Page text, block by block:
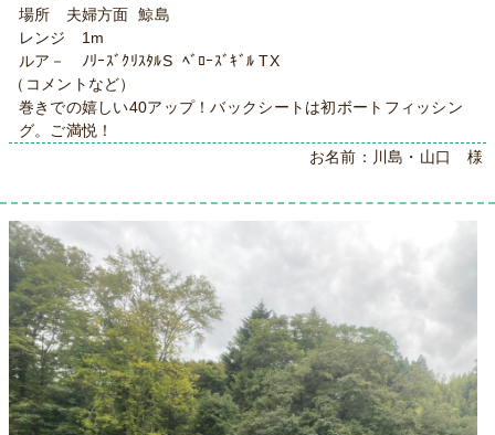
場所 夫婦方面 鯨島
レンジ 1m
ルア－ ﾉﾘｰｽﾞｸﾘｽﾀﾙS ﾍﾞﾛｰｽﾞｷﾞﾙ TX
（コメントなど）
巻きでの嬉しい40アップ！バックシートは初ボートフィッシン
グ。ご満悦！
お名前：川島・山口 様